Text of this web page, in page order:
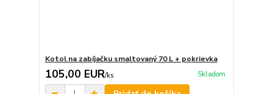
Kotol na zabíjačku smaltovaný 70 L + pokrievka
105,00 EUR/ks Skladom